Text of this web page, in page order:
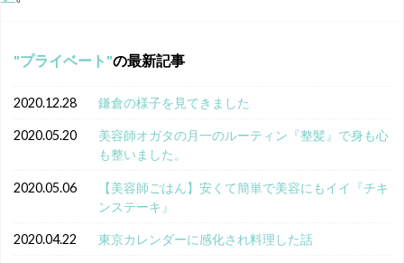
プライベート の最新記事
2020.12.28 鎌倉の様子を見てきました
2020.05.20
美容師オガタの月一のルーティン『整髪』で身も心
も整いました。
2020.05.06
【美容師ごはん】安くて簡単で美容にもイイ『チキ
ンステーキ』
2020.04.22 東京カレンダーに感化され料理した話